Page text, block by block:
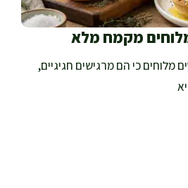
מקמח מלא
מלוחים כי הם מרגישים חגיגיים,